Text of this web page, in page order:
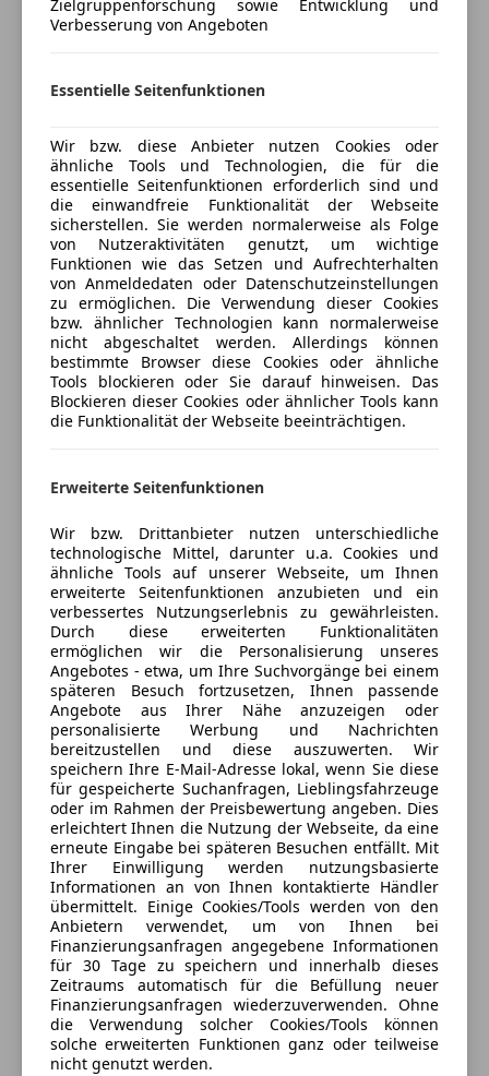
anpassen
Auto einfach online versichern & Rabatt holen
Jetzt berechnen
Verkäufer Privat
2151 Olgersdorf, AT
Kontakt
Deine Nachricht
3 ähnliche Fahrzeuge gefunden
Ich erlaube den Händlern dieser
Fahrzeuge mich zu kontaktieren.
Dein Name
Deine E-Mail
Deine Telefonnummer (optional)
Zielgruppenforschung sowie Entwicklung und
Verbesserung von Angeboten
Essentielle Seitenfunktionen
Wir bzw. diese Anbieter nutzen Cookies oder
ähnliche Tools und Technologien, die für die
essentielle Seitenfunktionen erforderlich sind und
die einwandfreie Funktionalität der Webseite
sicherstellen. Sie werden normalerweise als Folge
von Nutzeraktivitäten genutzt, um wichtige
Funktionen wie das Setzen und Aufrechterhalten
von Anmeldedaten oder Datenschutzeinstellungen
zu ermöglichen. Die Verwendung dieser Cookies
bzw. ähnlicher Technologien kann normalerweise
nicht abgeschaltet werden. Allerdings können
bestimmte Browser diese Cookies oder ähnliche
Tools blockieren oder Sie darauf hinweisen. Das
Blockieren dieser Cookies oder ähnlicher Tools kann
die Funktionalität der Webseite beeinträchtigen.
Erweiterte Seitenfunktionen
Wir bzw. Drittanbieter nutzen unterschiedliche
technologische Mittel, darunter u.a. Cookies und
ähnliche Tools auf unserer Webseite, um Ihnen
erweiterte Seitenfunktionen anzubieten und ein
verbessertes Nutzungserlebnis zu gewährleisten.
Durch diese erweiterten Funktionalitäten
ermöglichen wir die Personalisierung unseres
Angebotes - etwa, um Ihre Suchvorgänge bei einem
späteren Besuch fortzusetzen, Ihnen passende
Angebote aus Ihrer Nähe anzuzeigen oder
personalisierte Werbung und Nachrichten
bereitzustellen und diese auszuwerten. Wir
speichern Ihre E-Mail-Adresse lokal, wenn Sie diese
für gespeicherte Suchanfragen, Lieblingsfahrzeuge
oder im Rahmen der Preisbewertung angeben. Dies
erleichtert Ihnen die Nutzung der Webseite, da eine
erneute Eingabe bei späteren Besuchen entfällt. Mit
Ihrer Einwilligung werden nutzungsbasierte
Informationen an von Ihnen kontaktierte Händler
übermittelt. Einige Cookies/Tools werden von den
Anbietern verwendet, um von Ihnen bei
Finanzierungsanfragen angegebene Informationen
für 30 Tage zu speichern und innerhalb dieses
Zeitraums automatisch für die Befüllung neuer
Finanzierungsanfragen wiederzuverwenden. Ohne
die Verwendung solcher Cookies/Tools können
solche erweiterten Funktionen ganz oder teilweise
nicht genutzt werden.